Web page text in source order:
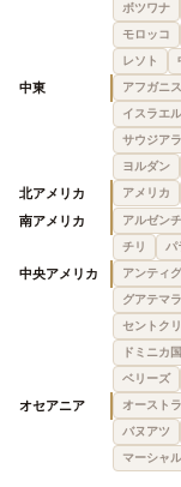
ボツワナ
モロッコ
レソト
中東 アフガニ
イスラエル
サウジア
ヨルダン
北アメリカ アメリカ
南アメリカ アルゼン
チリ
パ
中央アメリカ アンティ
グアテマラ
セントク
ドミニカ国
ベリーズ
オセアニア オースト
バヌアツ
マーシャ